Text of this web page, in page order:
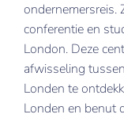
ondernemersreis.
conferentie en
London. Deze
afwisseling
Londen te
Londen en benut